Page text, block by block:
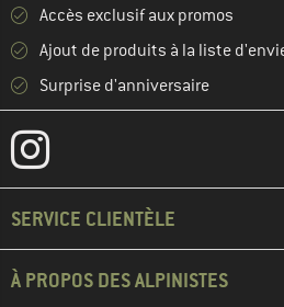
Accès exclusif aux promos
Ajout de produits à la liste
Surprise d'anniversaire
SERVICE CLIENTÈLE
À PROPOS DES ALPINISTES